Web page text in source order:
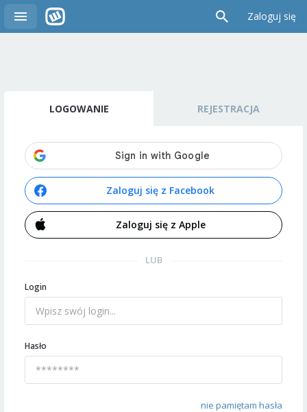
Zaloguj się
LOGOWANIE REJESTRACJA
Zaloguj się z Facebook
Zaloguj się z Apple
LUB
Login
Hasło
nie pamiętam hasła